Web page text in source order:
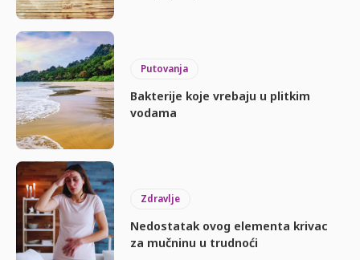
Putovanja
Bakterije koje vrebaju u plitkim
vodama
Zdravlje
Nedostatak ovog elementa krivac
za mučninu u trudnoći